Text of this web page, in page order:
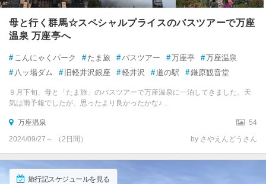
母と行く群馬☆スペシャルプライスのバスツアーで万座
温泉 万座亭へ
# こんにゃくパーク # たま旅 # バスツアー #万座亭 #万座温泉
# 八ッ場ダム # 旧軽井沢銀座 #軽井沢 #道の駅 #鎌原観音堂
９月下旬、母と「たま旅」のバスツアーで万座温泉に一泊してきました。天
気は雨予報でしたが、思ったより良かったかな♪...
万座温泉
54
2024/09/27～ （2日間）
by さやえんどうさん
旅行記スケジュールを見る